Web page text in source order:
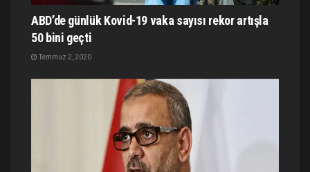
ABD’de günlük Kovid-19 vaka sayısı rekor artışla
50 bini geçti
Temmuz 2, 2020